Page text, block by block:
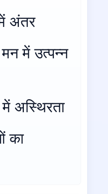
अंतर
में उत्पन्न
में अस्थिरता
का